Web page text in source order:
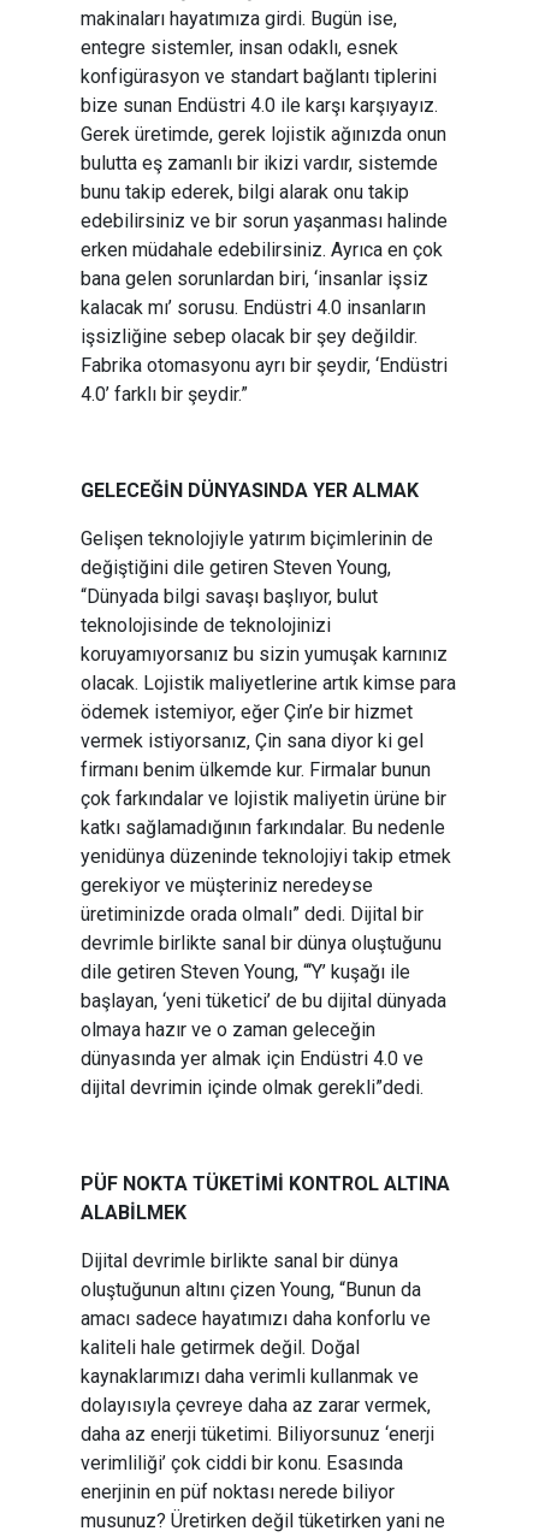
makinaları hayatımıza girdi. Bugün ise,
entegre sistemler, insan odaklı, esnek
konfigürasyon ve standart bağlantı tiplerini
bize sunan Endüstri 4.0 ile karşı karşıyayız.
Gerek üretimde, gerek lojistik ağınızda onun
bulutta eş zamanlı bir ikizi vardır, sistemde
bunu takip ederek, bilgi alarak onu takip
edebilirsiniz ve bir sorun yaşanması halinde
erken müdahale edebilirsiniz. Ayrıca en çok
bana gelen sorunlardan biri, ‘insanlar işsiz
kalacak mı’ sorusu. Endüstri 4.0 insanların
işsizliğine sebep olacak bir şey değildir.
Fabrika otomasyonu ayrı bir şeydir, ‘Endüstri
4.0’ farklı bir şeydir.”
GELECEĞİN DÜNYASINDA YER ALMAK
Gelişen teknolojiyle yatırım biçimlerinin de
değiştiğini dile getiren Steven Young,
“Dünyada bilgi savaşı başlıyor, bulut
teknolojisinde de teknolojinizi
koruyamıyorsanız bu sizin yumuşak karnınız
olacak. Lojistik maliyetlerine artık kimse para
ödemek istemiyor, eğer Çin’e bir hizmet
vermek istiyorsanız, Çin sana diyor ki gel
firmanı benim ülkemde kur. Firmalar bunun
çok farkındalar ve lojistik maliyetin ürüne bir
katkı sağlamadığının farkındalar. Bu nedenle
yenidünya düzeninde teknolojiyi takip etmek
gerekiyor ve müşteriniz neredeyse
üretiminizde orada olmalı” dedi. Dijital bir
devrimle birlikte sanal bir dünya oluştuğunu
dile getiren Steven Young, “‘Y’ kuşağı ile
başlayan, ‘yeni tüketici’ de bu dijital dünyada
olmaya hazır ve o zaman geleceğin
dünyasında yer almak için Endüstri 4.0 ve
dijital devrimin içinde olmak gerekli”dedi.
PÜF NOKTA TÜKETİMİ KONTROL ALTINA
ALABİLMEK
Dijital devrimle birlikte sanal bir dünya
oluştuğunun altını çizen Young, “Bunun da
amacı sadece hayatımızı daha konforlu ve
kaliteli hale getirmek değil. Doğal
kaynaklarımızı daha verimli kullanmak ve
dolayısıyla çevreye daha az zarar vermek,
daha az enerji tüketimi. Biliyorsunuz ‘enerji
verimliliği’ çok ciddi bir konu. Esasında
enerjinin en püf noktası nerede biliyor
musunuz? Üretirken değil tüketirken yani ne